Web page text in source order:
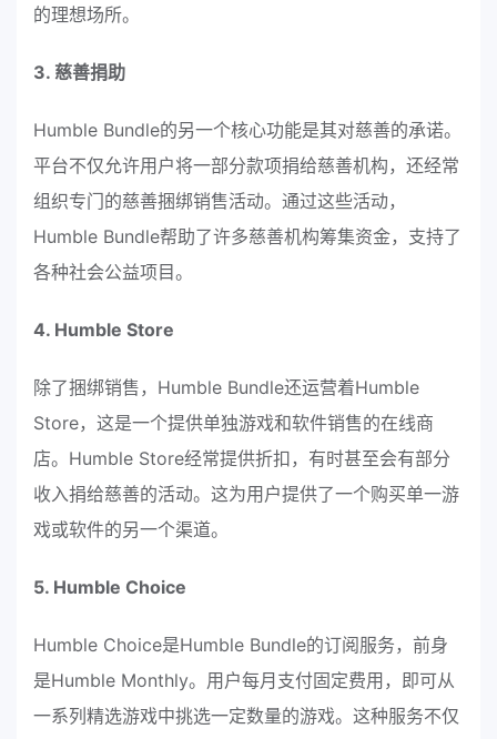
的理想场所。
3. 慈善捐助
Humble Bundle的另一个核心功能是其对慈善的承诺。
平台不仅允许用户将一部分款项捐给慈善机构，还经常
组织专门的慈善捆绑销售活动。通过这些活动，
Humble Bundle帮助了许多慈善机构筹集资金，支持了
各种社会公益项目。
4. Humble Store
除了捆绑销售，Humble Bundle还运营着Humble
Store，这是一个提供单独游戏和软件销售的在线商
店。Humble Store经常提供折扣，有时甚至会有部分
收入捐给慈善的活动。这为用户提供了一个购买单一游
戏或软件的另一个渠道。
5. Humble Choice
Humble Choice是Humble Bundle的订阅服务，前身
是Humble Monthly。用户每月支付固定费用，即可从
一系列精选游戏中挑选一定数量的游戏。这种服务不仅